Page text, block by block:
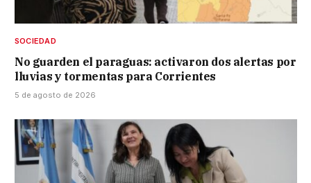
SOCIEDAD
No guarden el paraguas: activaron dos alertas por
lluvias y tormentas para Corrientes
5 de agosto de 2026